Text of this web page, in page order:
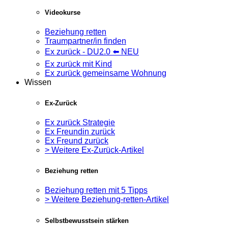
Videokurse
Beziehung retten
Traumpartner/in finden
Ex zurück - DU2.0 ⬅️ NEU
Ex zurück mit Kind
Ex zurück gemeinsame Wohnung
Wissen
Ex-Zurück
Ex zurück Strategie
Ex Freundin zurück
Ex Freund zurück
> Weitere Ex-Zurück-Artikel
Beziehung retten
Beziehung retten mit 5 Tipps
> Weitere Beziehung-retten-Artikel
Selbstbewusstsein stärken